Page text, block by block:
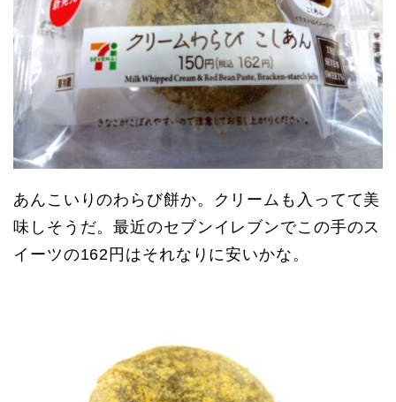
あんこいりのわらび餅か。クリームも入ってて美
味しそうだ。最近のセブンイレブンでこの手のス
イーツの162円はそれなりに安いかな。